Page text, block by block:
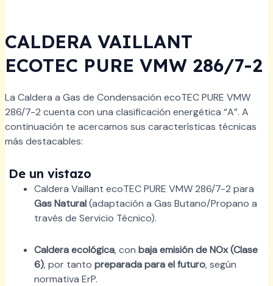
CALDERA VAILLANT
ECOTEC PURE VMW 286/7-2
La Caldera a Gas de Condensación ecoTEC PURE VMW
286/7-2 cuenta con una clasificación energética “A”. A
continuación te acercamos sus características técnicas
más destacables:
De un vistazo
Caldera Vaillant ecoTEC PURE VMW 286/7-2 para
Gas Natural(adaptación a Gas Butano/Propano a
través de Servicio Técnico).
Caldera ecológica, con baja emisión de NOx (Clase
6), por tanto preparada para el futuro, según
normativa ErP.